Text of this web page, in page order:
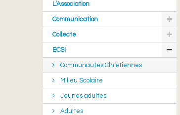
L’Association
Communication
Collecte
ECSI
Communautés Chrétiennes
Milieu Scolaire
Jeunes adultes
Adultes